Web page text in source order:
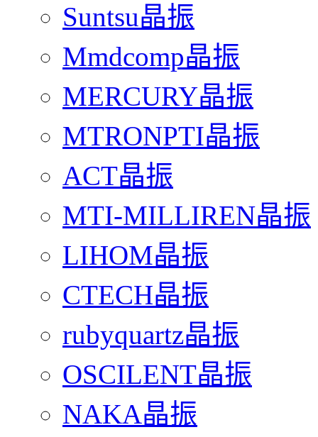
Suntsu晶振
Mmdcomp晶振
MERCURY晶振
MTRONPTI晶振
ACT晶振
MTI-MILLIREN晶振
LIHOM晶振
CTECH晶振
rubyquartz晶振
OSCILENT晶振
NAKA晶振